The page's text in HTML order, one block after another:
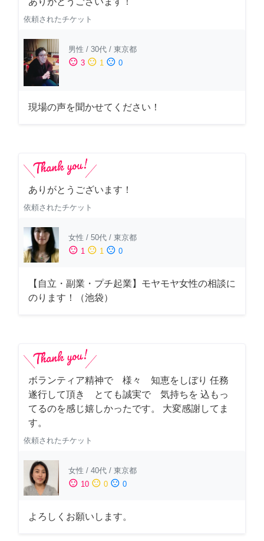
依頼されたチケット
男性 / 30代 / 東京都
sentiment_satisfied 3 sentiment_neutral 1 sentiment_dissatisfied 0
現場の声を聞かせてください！
ありがとうございます！
依頼されたチケット
女性 / 50代 / 東京都
sentiment_satisfied 1 sentiment_neutral 1 sentiment_dissatisfied 0
【自立・副業・プチ起業】モヤモヤ女性の相談に
のります！（池袋）
ボランティア精神で 様々 知恵をしぼり 任務
遂行して頂き とても誠実で 気持ちを 込もっ
てるのを感じ嬉しかったです。 大変感謝してま
す。
依頼されたチケット
女性 / 40代 / 東京都
sentiment_satisfied 10 sentiment_neutral 0 sentiment_dissatisfied 0
よろしくお願いします。